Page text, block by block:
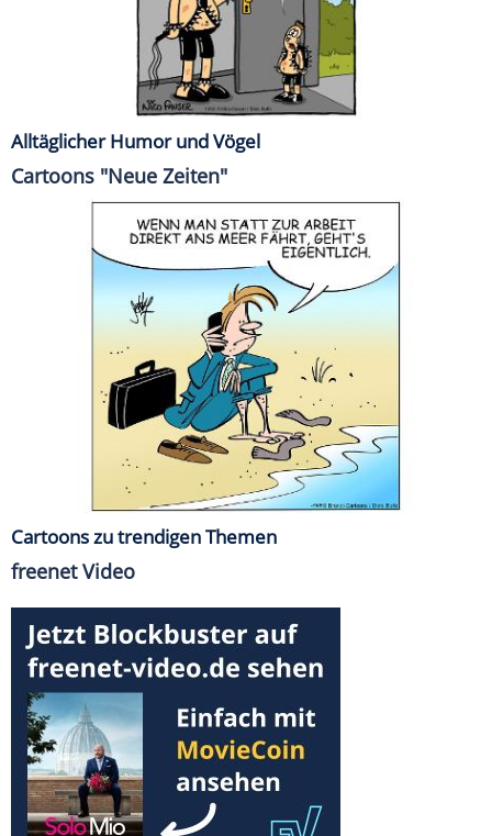
Alltäglicher Humor und Vögel
Cartoons "Neue Zeiten"
Cartoons zu trendigen Themen
freenet Video